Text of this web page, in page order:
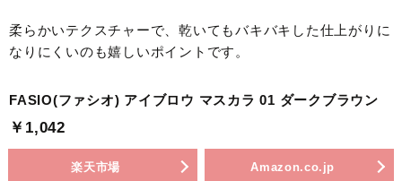
柔らかいテクスチャーで、乾いてもバキバキした仕上がりに
なりにくいのも嬉しいポイントです。
FASIO(ファシオ) アイブロウ マスカラ 01 ダークブラウン
￥1,042
楽天市場 Amazon.co.jp